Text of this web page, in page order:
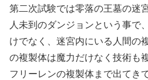
第二次試験では零落の王墓の迷
人未到のダンジョンという事で
けでなく、迷宮内にいる人間の
の複製体は魔力だけなく技術も
フリーレンの複製体まで出てき